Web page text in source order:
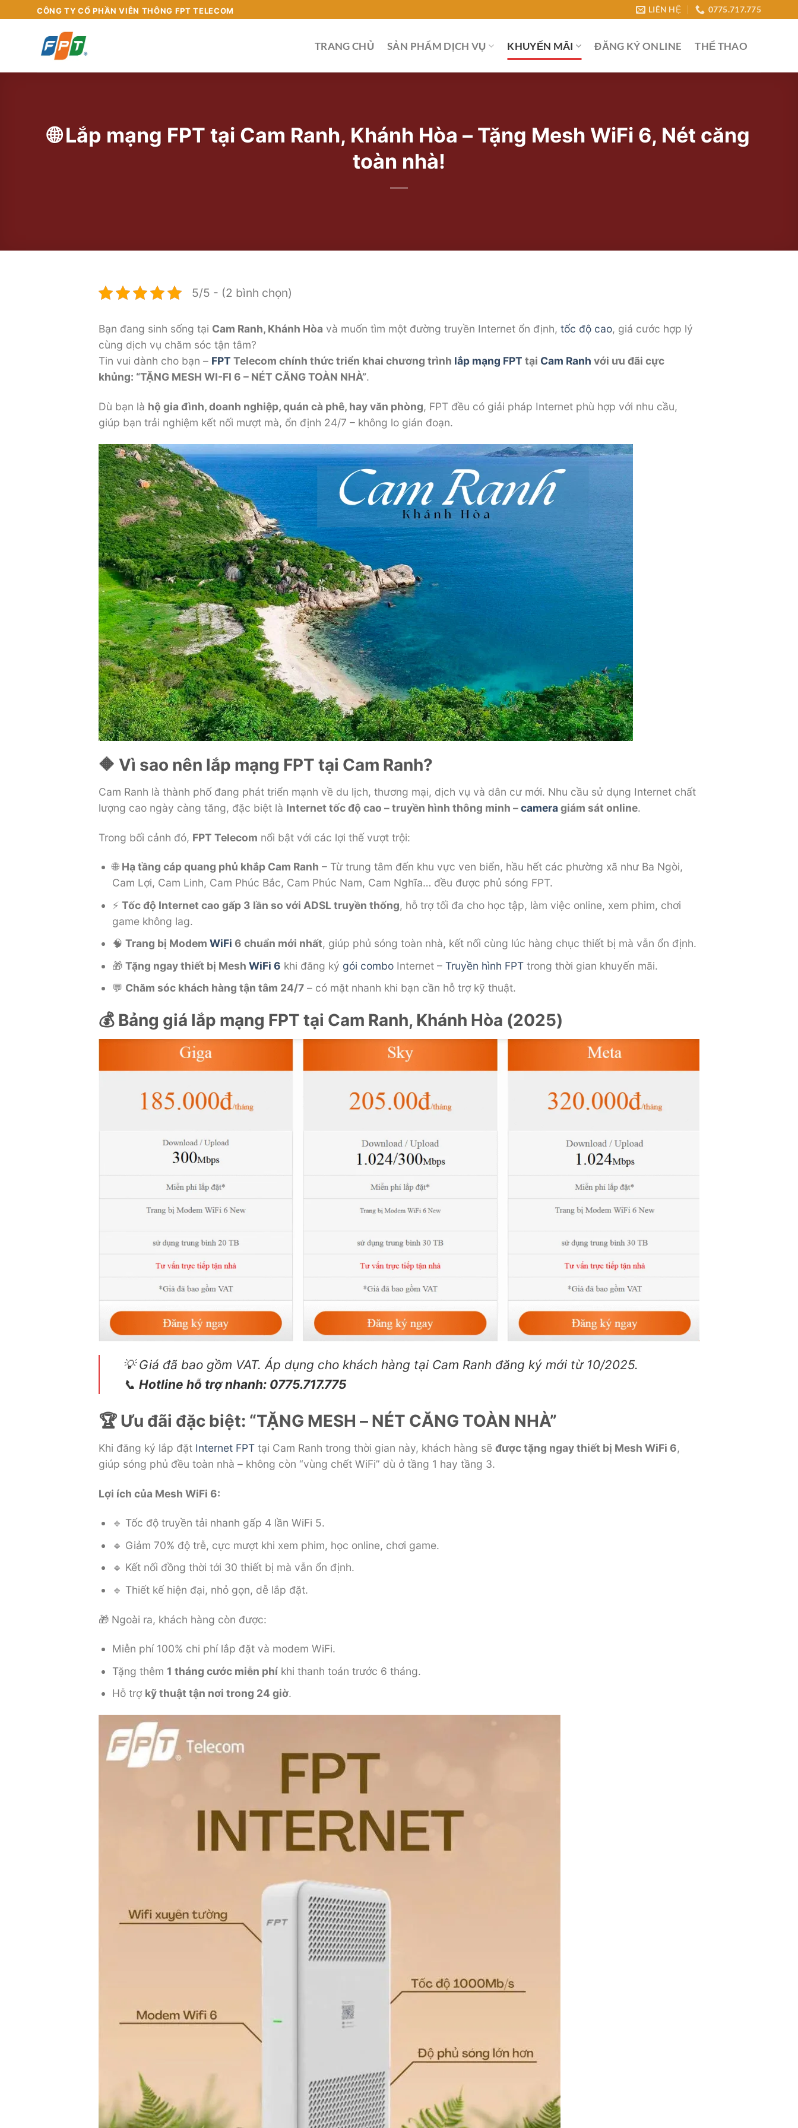
CÔNG TY CỔ PHẦN VIỄN THÔNG FPT TELECOM LIÊN HỆ 0775.717.775
TRANG CHỦ SẢN PHẨM DỊCH VỤ KHUYẾN MÃI ĐĂNG KÝ ONLINE THỂ THAO
🌐 Lắp mạng FPT tại Cam Ranh, Khánh Hòa – Tặng Mesh WiFi 6, Nét căng
toàn nhà!
5/5 - (2 bình chọn)
Bạn đang sinh sống tại Cam Ranh, Khánh Hòa và muốn tìm một đường truyền Internet ổn định,tốc độ cao, giá cước hợp lý
cùng dịch vụ chăm sóc tận tâm?
Tin vui dành cho bạn – FPT Telecom chính thức triển khai chương trình lắp mạng FPT tại Cam Ranh với ưu đãi cực
khủng: “TẶNG MESH WI-FI 6 – NÉT CĂNG TOÀN NHÀ”.
Dù bạn là hộ gia đình, doanh nghiệp, quán cà phê, hay văn phòng, FPT đều có giải pháp Internet phù hợp với nhu cầu,
giúp bạn trải nghiệm kết nối mượt mà, ổn định 24/7 – không lo gián đoạn.
🔶 Vì sao nên lắp mạng FPT tại Cam Ranh?
Cam Ranh là thành phố đang phát triển mạnh về du lịch, thương mại, dịch vụ và dân cư mới. Nhu cầu sử dụng Internet chất
lượng cao ngày càng tăng, đặc biệt là Internet tốc độ cao – truyền hình thông minh –cameragiám sát online.
Trong bối cảnh đó, FPT Telecom nổi bật với các lợi thế vượt trội:
🌐 Hạ tầng cáp quang phủ khắp Cam Ranh – Từ trung tâm đến khu vực ven biển, hầu hết các phường xã như Ba Ngòi,
Cam Lợi, Cam Linh, Cam Phúc Bắc, Cam Phúc Nam, Cam Nghĩa… đều được phủ sóng FPT.
⚡ Tốc độ Internet cao gấp 3 lần so với ADSL truyền thống, hỗ trợ tối đa cho học tập, làm việc online, xem phim, chơi
game không lag.
🧠 Trang bị Modem WiFi 6 chuẩn mới nhất, giúp phủ sóng toàn nhà, kết nối cùng lúc hàng chục thiết bị mà vẫn ổn định.
🎁 Tặng ngay thiết bị Mesh WiFi 6 khi đăng ký gói comboInternet – Truyền hình FPTtrong thời gian khuyến mãi.
💬 Chăm sóc khách hàng tận tâm 24/7– có mặt nhanh khi bạn cần hỗ trợ kỹ thuật.
💰 Bảng giá lắp mạng FPT tại Cam Ranh, Khánh Hòa (2025)
💡Giá đã bao gồm VAT. Áp dụng cho khách hàng tại Cam Ranh đăng ký mới từ 10/2025.
📞Hotline hỗ trợ nhanh: 0775.717.775
🏆 Ưu đãi đặc biệt: “TẶNG MESH – NÉT CĂNG TOÀN NHÀ”
Khi đăng ký lắp đặt Internet FPT tại Cam Ranh trong thời gian này, khách hàng sẽđược tặng ngay thiết bị Mesh WiFi 6,
giúp sóng phủ đều toàn nhà – không còn “vùng chết WiFi” dù ở tầng 1 hay tầng 3.
Lợi ích của Mesh WiFi 6:
🔹 Tốc độ truyền tải nhanh gấp 4 lần WiFi 5.
🔹 Giảm 70% độ trễ, cực mượt khi xem phim, học online, chơi game.
🔹 Kết nối đồng thời tới 30 thiết bị mà vẫn ổn định.
🔹 Thiết kế hiện đại, nhỏ gọn, dễ lắp đặt.
🎁 Ngoài ra, khách hàng còn được:
Miễn phí 100% chi phí lắp đặt và modem WiFi.
Tặng thêm 1 tháng cước miễn phíkhi thanh toán trước 6 tháng.
Hỗ trợ kỹ thuật tận nơi trong 24 giờ.